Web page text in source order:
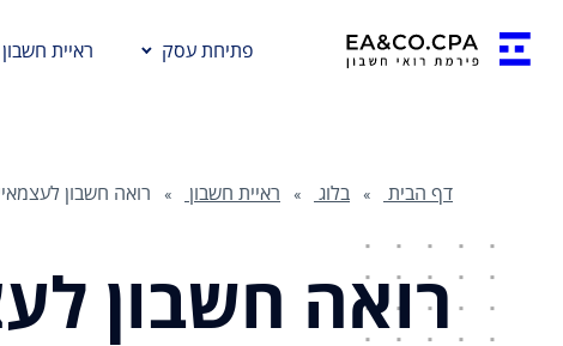
פתיחת עסק ראיית חשבון
דף הבית בלוג ראיית חשבון רואה חשבון
רואה חשבון